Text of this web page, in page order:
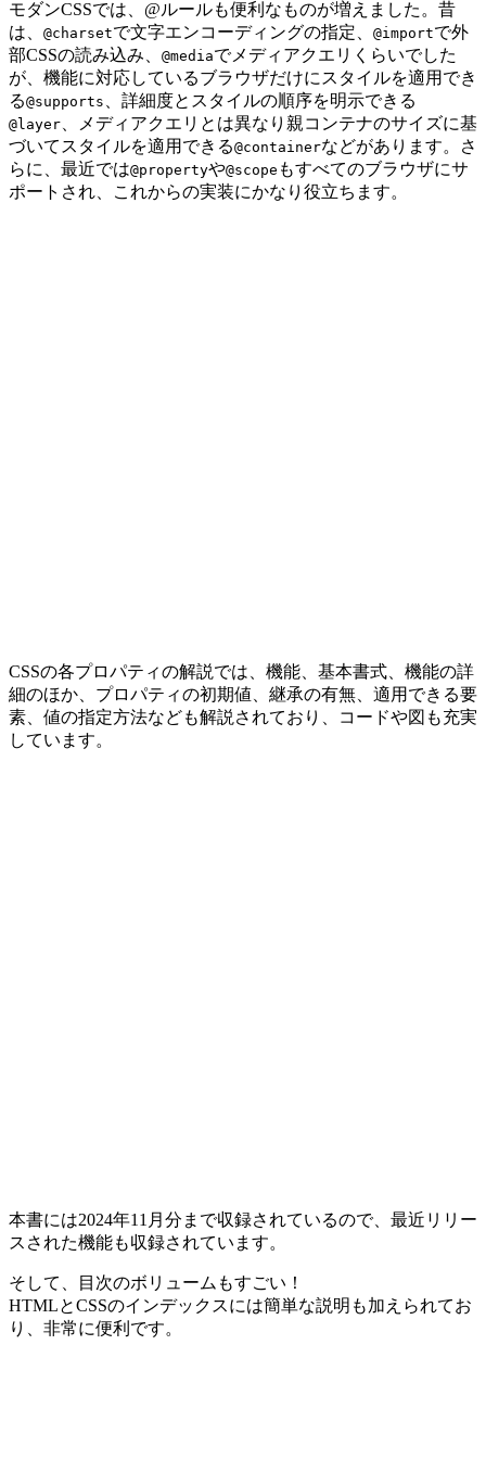
モダンCSSでは、@ルールも便利なものが増えました。昔
は、 @charsetで文字エンコーディングの指定、 @importで外
部CSSの読み込み、 @mediaでメディアクエリくらいでした
が、機能に対応しているブラウザだけにスタイルを適用でき
る@supports 、詳細度とスタイルの順序を明示できる
@layer 、メディアクエリとは異なり親コンテナのサイズに基
づいてスタイルを適用できる@containerなどがあります。さ
らに、最近では@propertyや@scope もすべてのブラウザにサ
ポートされ、これからの実装にかなり役立ちます。
CSSの各プロパティの解説では、機能、基本書式、機能の詳
細のほか、プロパティの初期値、継承の有無、適用できる要
素、値の指定方法なども解説されており、コードや図も充実
しています。
本書には2024年11月分まで収録されているので、最近リリー
スされた機能も収録されています。
そして、目次のボリュームもすごい！
HTMLとCSSのインデックスには簡単な説明も加えられてお
り、非常に便利です。